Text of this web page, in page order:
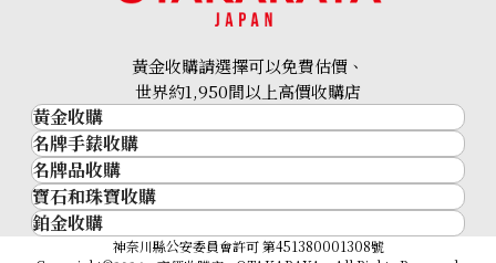
黃金收購請選擇可以免費估價、
世界約1,950間以上高價收購店
黃金收購
黃金･金條
金條
金幣及銀幣
過去十年黃金價格
金飾
名牌手錶收購
名牌手錶收購
勞力士 (Rolex)
Patek Philippe
Audemars Piguet
名牌品收購
名牌品收購
HERMES
LOUIS VUITTON
寶石和珠寶收購
寶石和珠寶
鉑金收購
神奈川縣公安委員會許可 第451380001308號